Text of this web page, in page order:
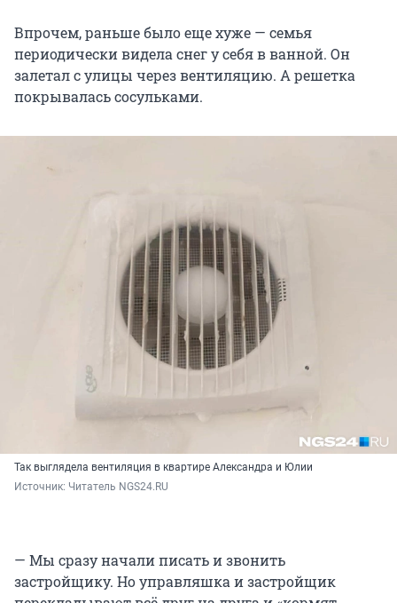
Впрочем, раньше было еще хуже — семья
периодически видела снег у себя в ванной. Он
залетал с улицы через вентиляцию. А решетка
покрывалась сосульками.
Так выглядела вентиляция в квартире Александра и Юлии
Источник: Читатель NGS24.RU
— Мы сразу начали писать и звонить
застройщику. Но управляшка и застройщик